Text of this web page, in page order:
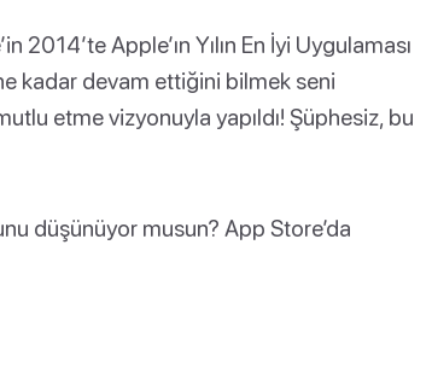
2014’te Apple’ın Yılın En İyi Uygulaması
kadar devam ettiğini bilmek seni
etme vizyonuyla yapıldı! Şüphesiz, bu
düşünüyor musun? App Store’da